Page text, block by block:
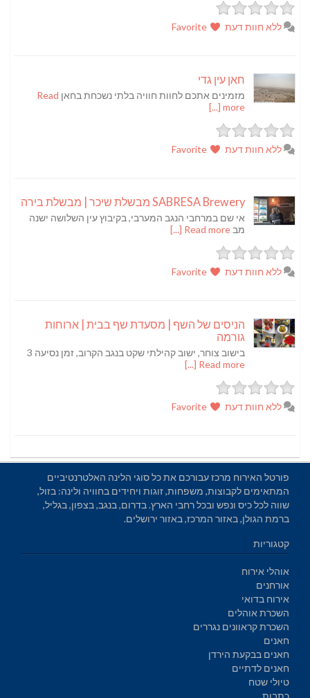
ללא חוות דעת
חאן עין גדי
מזמינים אתכם לחוות חוויה בלתי נשכחת בחאן Read
more [...]
ללא חוות דעת
SABRESA Brewery מבשלת שיכר | מבשלת בירה
אי שם במרחבי הנגב המערבי, בקיבוץ עין השלושה ישנה
מבRead more [...]
ללא חוות דעת
הניסים של השף | מסעדת שף בבית | ארוחות
גורמה
בישוב צוחר, ישוב קהילתי שקט בנגב הקרוב, זמן נסיעה 3
Read more [...]
ללא חוות דעת
פורטל האירוח מרכז עבורכם את כל סוגי הלינה האלטרנטיביים
המתאימים לקבוצות, משפחות, זוגות ויחידים בחוויה ולינה: בזול,
שווה לכל כיס ונפש ובכל רחבי הארץ. בדרום, בנגב, בצפון, בגליל,
ברמת הגולן, באזור המרכז, באזור ירושלים.
קטגוריות
אוהלי אירוח
אורחנים
אירוח בדואי
השכרת אוהלים
השכרת קראוונים נגררים
חאנים
חאנים בבקעת הירדן
חאנים לדתיים
טיולי שטח